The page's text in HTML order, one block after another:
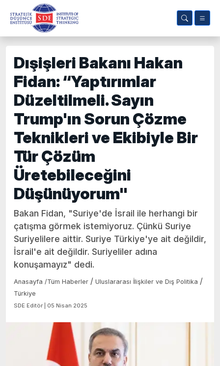
Dışişleri Bakanı Hakan
Fidan: “Yaptırımlar
Düzeltilmeli. Sayın
Trump'ın Sorun Çözme
Teknikleri ve Ekibiyle Bir
Tür Çözüm
Üretebileceğini
Düşünüyorum"
Bakan Fidan, "Suriye'de İsrail ile herhangi bir
çatışma görmek istemiyoruz. Çünkü Suriye
Suriyelilere aittir. Suriye Türkiye'ye ait değildir,
İsrail'e ait değildir. Suriyeliler adına
konuşamayız" dedi.
Anasayfa /Tüm Haberler / Uluslararası İlişkiler ve Dış Politika /
Türkiye
SDE Editör | 05 Nisan 2025